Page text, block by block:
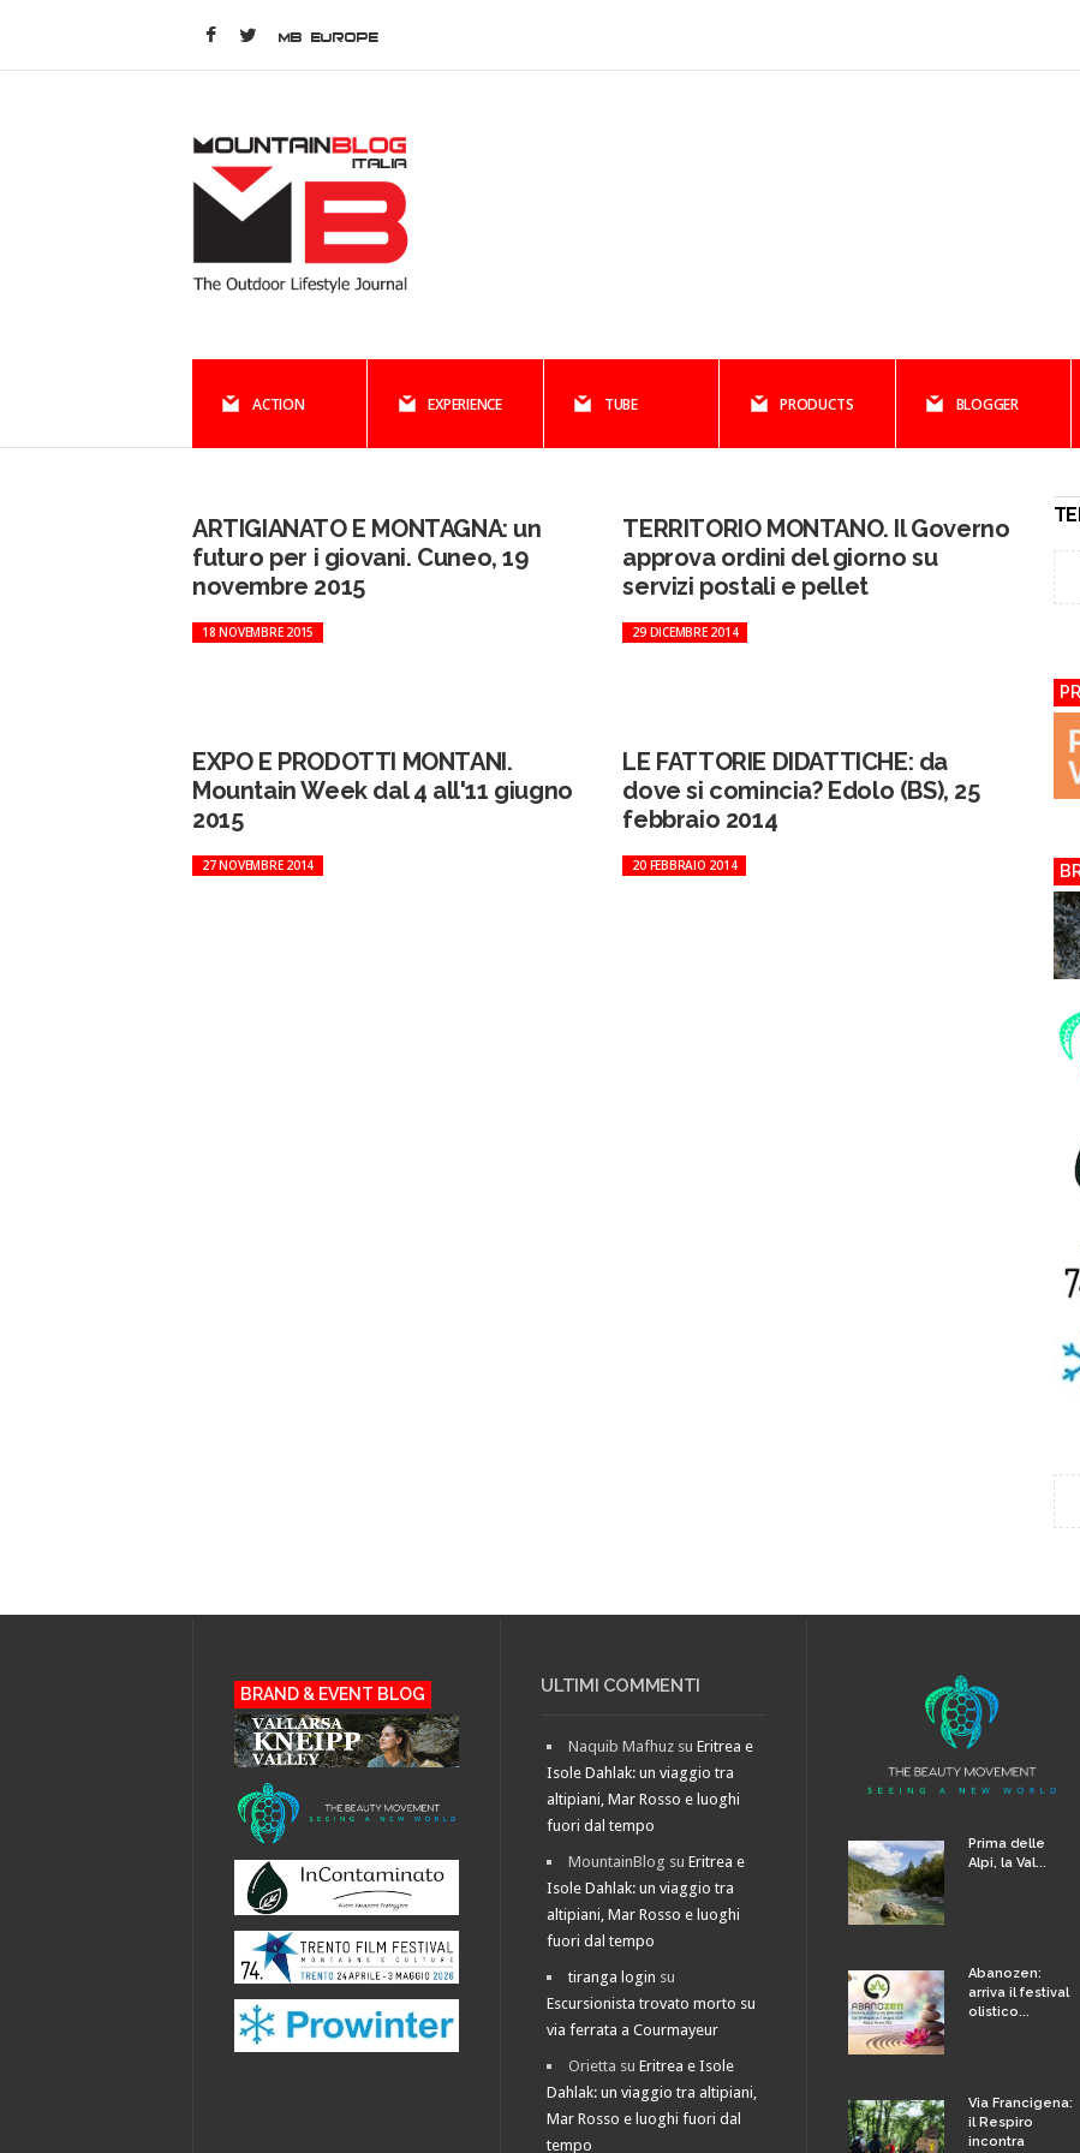
MB EUROPE
ACTION EXPERIENCE TUBE PRODUCTS BLOGGER
ARTIGIANATO E MONTAGNA: un
futuro per i giovani. Cuneo, 19
novembre 2015
18 NOVEMBRE 2015
TERRITORIO MONTANO. Il Governo
approva ordini del giorno su
servizi postali e pellet
29 DICEMBRE 2014
EXPO E PRODOTTI MONTANI.
Mountain Week dal 4 all'11 giugno
2015
27 NOVEMBRE 2014
LE FATTORIE DIDATTICHE: da
dove si comincia? Edolo (BS), 25
febbraio 2014
20 FEBBRAIO 2014
BRAND & EVENT BLOG ULTIMI COMMENTI
Naquib Mafhuz suEritrea e
Isole Dahlak: un viaggio tra
altipiani, Mar Rosso e luoghi
fuori dal tempo
MountainBlog suEritrea e
Isole Dahlak: un viaggio tra
altipiani, Mar Rosso e luoghi
fuori dal tempo
tiranga login su
Escursionista trovato morto su
via ferrata a Courmayeur
Orietta suEritrea e Isole
Dahlak: un viaggio tra altipiani,
Mar Rosso e luoghi fuori dal
tempo
Prima delle
Alpi, la Val...
Abanozen:
arriva il festival
olistico...
Via Francigena:
il Respiro
incontra